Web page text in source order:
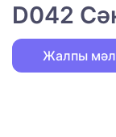
D042
Жалпы